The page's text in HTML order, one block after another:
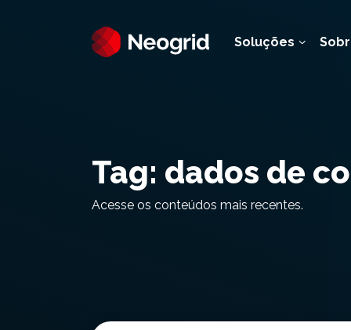
Soluções
Tag: dados de
Acesse os conteúdos mais recentes.